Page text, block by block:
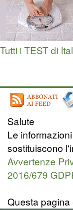
Tutti i TEST di
Salute
Le
sostituiscono
Avvertenze
2016/679
Questa